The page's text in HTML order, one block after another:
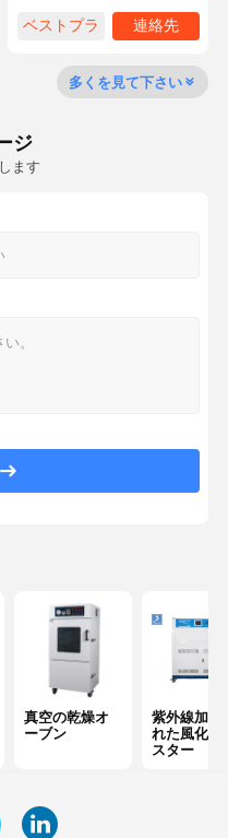
ベストプラ
連絡先
多くを見て下さい
ジ
ます
真空の乾燥オ
ーブン
紫外線加速
れた風化の
スター